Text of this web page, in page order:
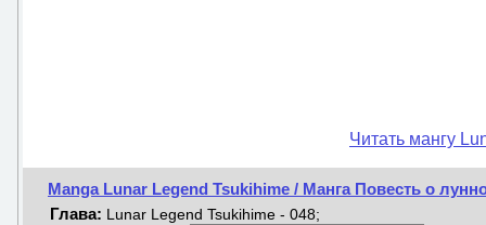
Читать мангу
Manga Lunar Legend Tsukihime / Манга Повесть о
Глава: Lunar Legend Tsukihime - 048;